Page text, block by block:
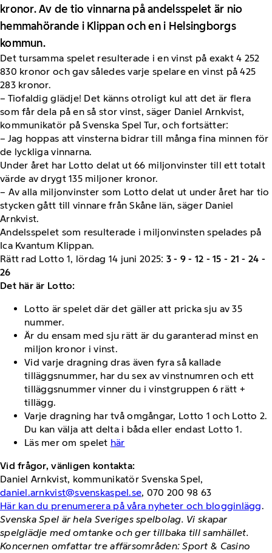
kronor. Av de tio vinnarna på andelsspelet är nio
hemmahörande i Klippan och en i Helsingborgs
kommun.
Det tursamma spelet resulterade i en vinst på exakt 4 252
830 kronor och gav således varje spelare en vinst på 425
283 kronor.
– Tiofaldig glädje! Det känns otroligt kul att det är flera
som får dela på en så stor vinst, säger Daniel Arnkvist,
kommunikatör på Svenska Spel Tur, och fortsätter:
– Jag hoppas att vinsterna bidrar till många fina minnen för
de lyckliga vinnarna.
Under året har Lotto delat ut 66 miljonvinster till ett totalt
värde av drygt 135 miljoner kronor.
– Av alla miljonvinster som Lotto delat ut under året har tio
stycken gått till vinnare från Skåne län, säger Daniel
Arnkvist.
Andelsspelet som resulterade i miljonvinsten spelades på
Ica Kvantum Klippan.
Rätt rad Lotto 1, lördag 14 juni 2025: 3 - 9 - 12 - 15 - 21 - 24 -
26
Det här är Lotto:
Lotto är spelet där det gäller att pricka sju av 35
nummer.
Är du ensam med sju rätt är du garanterad minst en
miljon kronor i vinst.
Vid varje dragning dras även fyra så kallade
tilläggsnummer, har du sex av vinstnumren och ett
tilläggsnummer vinner du i vinstgruppen 6 rätt +
tillägg.
Varje dragning har två omgångar, Lotto 1 och Lotto 2.
Du kan välja att delta i båda eller endast Lotto 1.
Läs mer om spelet här
Vid frågor, vänligen kontakta:
Daniel Arnkvist, kommunikatör Svenska Spel,
daniel.arnkvist@svenskaspel.se, 070 200 98 63
Här kan du prenumerera på våra nyheter och blogginlägg.
Svenska Spel är hela Sveriges spelbolag. Vi skapar
spelglädje med omtanke och ger tillbaka till samhället.
Koncernen omfattar tre affärsområden: Sport & Casino